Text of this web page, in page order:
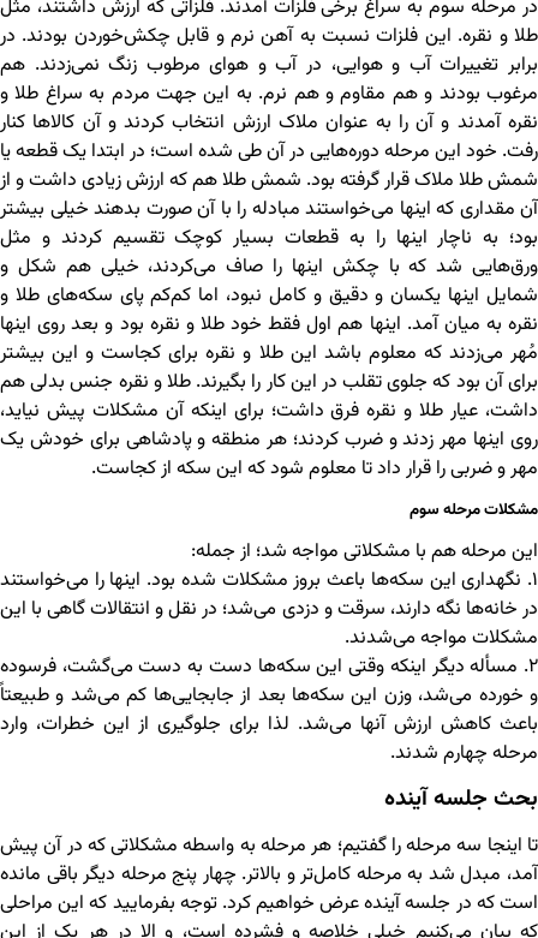
در مرحله سوم به سراغ برخی فلزات آمدند. فلزاتی که ارزش داشتند، مثل
طلا و نقره. این فلزات نسبت به آهن نرم و قابل چکش‌خوردن بودند. در
برابر تغییرات آب و هوایی، در آب و هوای مرطوب زنگ نمی‌زدند. هم
مرغوب بودند و هم مقاوم و هم نرم. به این جهت مردم به سراغ طلا و
نقره آمدند و آن را به عنوان ملاک ارزش انتخاب کردند و آن کالاها کنار
رفت. خود این مرحله دوره‌هایی در آن طی شده است؛ در ابتدا یک قطعه یا
شمش طلا ملاک قرار گرفته بود. شمش طلا هم که ارزش زیادی داشت و از
آن مقداری که اینها می‌خواستند مبادله را با آن صورت بدهند خیلی بیشتر
بود؛ به ناچار اینها را به قطعات بسیار کوچک تقسیم کردند و مثل
ورق‌هایی شد که با چکش اینها را صاف می‌کردند، خیلی هم شکل و
شمایل اینها یکسان و دقیق و کامل نبود، اما کم‌کم پای سکه‌های طلا و
نقره به میان آمد. اینها هم اول فقط خود طلا و نقره بود و بعد روی اینها
مُهر می‌زدند که معلوم باشد این طلا و نقره برای کجاست و این بیشتر
برای آن بود که جلوی تقلب در این کار را بگیرند. طلا و نقره جنس بدلی هم
داشت، عیار طلا و نقره فرق داشت؛ برای اینکه آن مشکلات پیش نیاید،
روی اینها مهر زدند و ضرب کردند؛ هر منطقه و پادشاهی برای خودش یک
مهر و ضربی را قرار داد تا معلوم شود که این سکه از کجاست.
مشکلات مرحله سوم
این مرحله هم با مشکلاتی مواجه شد؛ از جمله:
۱. نگهداری این سکه‌ها باعث بروز مشکلات شده بود. اینها را می‌خواستند
در خانه‌ها نگه دارند، سرقت و دزدی می‌شد؛ در نقل و انتقالات گاهی با این
مشکلات مواجه می‌شدند.
۲. مسأله دیگر اینکه وقتی این سکه‌ها دست به دست می‌گشت، فرسوده
و خورده می‌شد، وزن این سکه‌ها بعد از جابجایی‌ها کم می‌شد و طبیعتاً
باعث کاهش ارزش آنها می‌شد. لذا برای جلوگیری از این خطرات، وارد
مرحله چهارم شدند.
بحث جلسه آینده
تا اینجا سه مرحله را گفتیم؛ هر مرحله به واسطه مشکلاتی که در آن پیش
آمد، مبدل شد به مرحله کامل‌تر و بالاتر. چهار پنج مرحله دیگر باقی مانده
است که در جلسه آینده عرض خواهیم کرد. توجه بفرمایید که این مراحلی